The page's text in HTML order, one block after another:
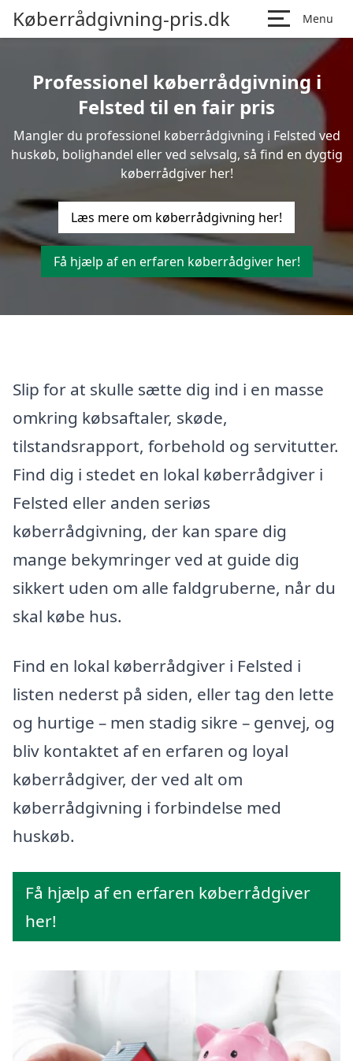
Køberrådgivning-pris.dk Menu
Professionel køberrådgivning i
Felsted til en fair pris
Mangler du professionel køberrådgivning i Felsted ved
huskøb, bolighandel eller ved selvsalg, så find en dygtig
køberrådgiver her!
Læs mere om køberrådgivning her!
Få hjælp af en erfaren køberrådgiver her!
Slip for at skulle sætte dig ind i en masse
omkring købsaftaler, skøde,
tilstandsrapport, forbehold og servitutter.
Find dig i stedet en lokal køberrådgiver i
Felsted eller anden seriøs
køberrådgivning, der kan spare dig
mange bekymringer ved at guide dig
sikkert uden om alle faldgruberne, når du
skal købe hus.
Find en lokal køberrådgiver i Felsted i
listen nederst på siden, eller tag den lette
og hurtige – men stadig sikre – genvej, og
bliv kontaktet af en erfaren og loyal
køberrådgiver, der ved alt om
køberrådgivning i forbindelse med
huskøb.
Få hjælp af en erfaren køberrådgiver
her!